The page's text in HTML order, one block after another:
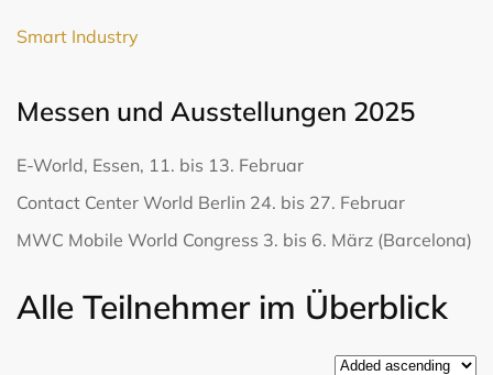
Smart Industry
Messen und Ausstellungen 2025
E-World, Essen, 11. bis 13. Februar
Contact Center World Berlin 24. bis 27. Februar
MWC Mobile World Congress 3. bis 6. März (Barcelona)
Alle Teilnehmer im Überblick